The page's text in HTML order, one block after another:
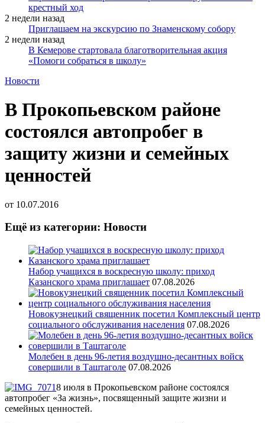
крестный ход
2 недели назад
Приглашаем на экскурсию по Знаменскому собору
2 недели назад
В Кемерове стартовала благотворительная акция
«Помоги собраться в школу»
Новости
В Прокопьевском районе
состоялся автопробег в
защиту жизни и семейных
ценностей
от 10.07.2016
Ещё из категории: Новости
Набор учащихся в воскресную школу: приход
Казанского храма приглашает 07.08.2026
Новокузнецкий священник посетил Комплексный центр
социального обслуживания населения 07.08.2026
Молебен в день 96-летия воздушно-десантных войск
совершили в Таштаголе 07.08.2026
8 июля в Прокопьевском районе состоялся
автопробег «За жизнь», посвященный защите жизни и
семейных ценностей.